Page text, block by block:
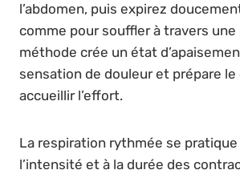
l’abdomen, puis expirez
comme pour souffler à travers une
méthode crée un état
sensation de douleur et prépare le
accueillir l’effort.
La respiration rythmée se pratique
l’intensité et à la durée des